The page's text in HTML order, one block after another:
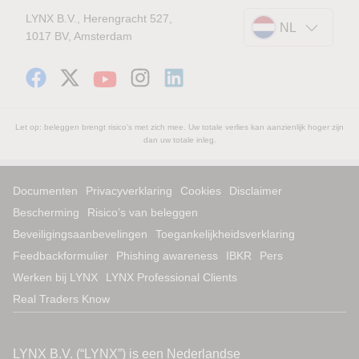
LYNX B.V., Herengracht 527,
1017 BV, Amsterdam
NL
Let op: beleggen brengt risico's met zich mee. Uw totale verlies kan aanzienlijk hoger zijn
dan uw totale inleg.
Documenten Privacyverklaring Cookies
Disclaimer
Bescherming
Risico’s van beleggen
Beveiligingsaanbevelingen
Toegankelijkheidsverklaring
Feedbackformulier
Phishing awareness IBKR
Pers
Werken bij LYNX
LYNX Professional Clients
Real Traders Know